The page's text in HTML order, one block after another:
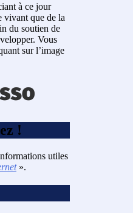
à ce jour
vivant que de la
du soutien de
Vous
sur l’image
!
utiles
».